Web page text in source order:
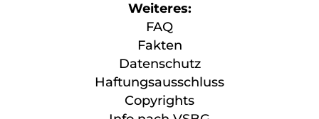
Weiteres:
FAQ
Fakten
Datenschutz
Haftungsausschluss
Copyrights